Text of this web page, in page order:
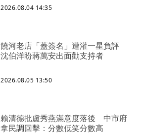
2026.08.04 14:35
饒河老店「蓋簽名」遭灌一星負評
沈伯洋盼蔣萬安出面勸支持者
2026.08.05 13:50
賴清德批盧秀燕滿意度落後 中市府
拿民調回擊：分數低笑分數高